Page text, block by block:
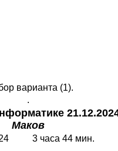
варианта (1).
.
Маков
3 часа 44 мин.